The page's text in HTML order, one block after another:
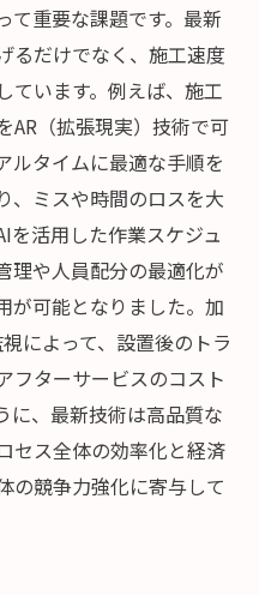
て重要な課題です。最新
るだけでなく、施工速度
ています。例えば、施工
AR（拡張現実）技術で可
ルタイムに最適な手順を
、ミスや時間のロスを大
を活用した作業スケジュ
理や人員配分の最適化が
が可能となりました。加
によって、設置後のトラ
フターサービスのコスト
に、最新技術は高品質な
セス全体の効率化と経済
の競争力強化に寄与して